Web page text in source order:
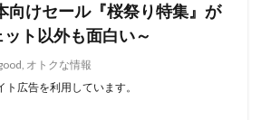
向けセール『桜祭り特集』が
ト以外も面白い～
, オトクな情報
広告を利用しています。